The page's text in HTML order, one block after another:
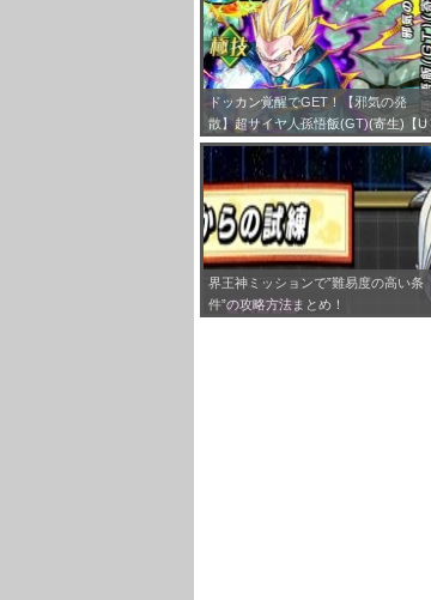
ドッカン覚醒でGET！【邪気の発
散】超サイヤ人孫悟飯(GT)(寄生)【U
R】のLV最大ステータスが判明しまし
界王神ミッションで”難易度の高い条
件”の攻略方法まとめ！